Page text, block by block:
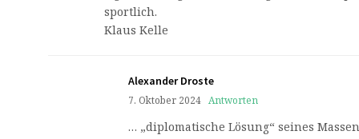
sportlich.
Klaus Kelle
Alexander Droste
7. Oktober 2024 Antworten
… „diplomatische Lösung“ seines